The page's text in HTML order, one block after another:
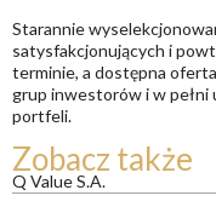
Starannie
satysfakcjonujących i
terminie, a dostępna
grup inwestorów i w
portfeli.
Q Value S.A.
Zobacz także